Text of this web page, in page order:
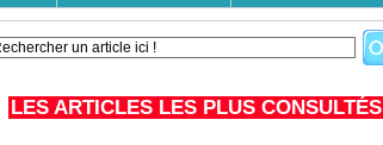
LES ARTICLES LES PLUS CONSULTÉS